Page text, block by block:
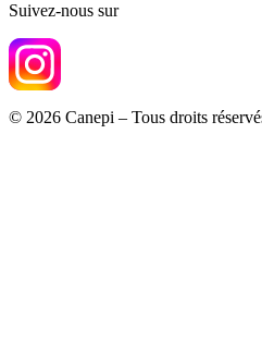
Suivez-nous sur
© 2026 Canepi – Tous droits